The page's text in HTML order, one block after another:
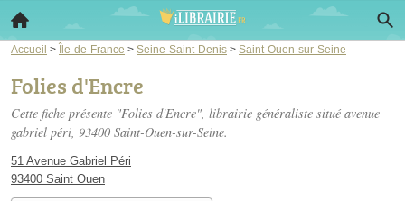
Accueil > Île-de-France > Seine-Saint-Denis > Saint-Ouen-sur-Seine
Folies d'Encre
Cette fiche présente "Folies d'Encre", librairie généraliste situé avenue
gabriel péri, 93400 Saint-Ouen-sur-Seine.
51 Avenue Gabriel Péri
93400 Saint Ouen